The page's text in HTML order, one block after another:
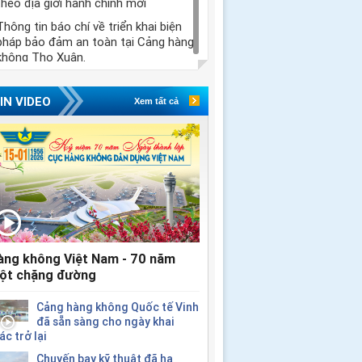
tin báo chí về triển khai biện
bảo đảm an toàn tại Cảng hàng
Thọ Xuân.
VIDEO Xem tất cả
không Việt Nam - 70 năm
chặng đường
Cảng hàng không Quốc tế Vinh
đã sẵn sàng cho ngày khai
trở lại
Chuyến bay kỹ thuật đã hạ